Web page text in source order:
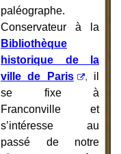
paléographe.
Conservateur à la
Bibliothèque
historique de la
ville de Paris
, il
se fixe à
Franconville et
s’intéresse au
passé de notre